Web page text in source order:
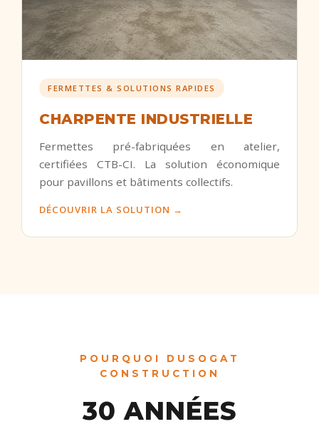
FERMETTES & SOLUTIONS RAPIDES
CHARPENTE INDUSTRIELLE
Fermettes pré-fabriquées en atelier,
certifiées CTB-CI. La solution économique
pour pavillons et bâtiments collectifs.
DÉCOUVRIR LA SOLUTION →
POURQUOI DUSOGAT
CONSTRUCTION
30 ANNÉES